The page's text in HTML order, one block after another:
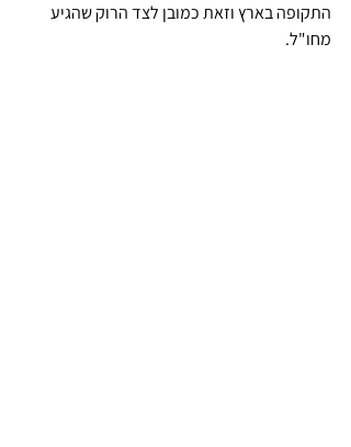
התקופה בארץ וזאת כמובן לצד הרוק שהגיע
מחו"ל.